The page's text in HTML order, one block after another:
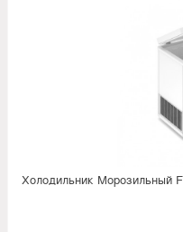
Холодильник Морозильный